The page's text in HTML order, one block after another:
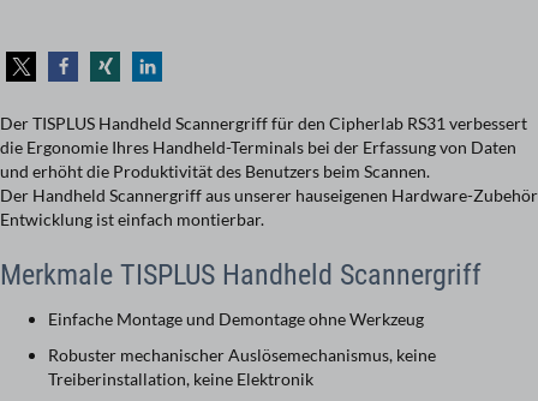
Der TISPLUS Handheld Scannergriff für den Cipherlab RS31 verbessert
die Ergonomie Ihres Handheld-Terminals bei der Erfassung von Daten
und erhöht die Produktivität des Benutzers beim Scannen.
Der Handheld Scannergriff aus unserer hauseigenen Hardware-Zubehör
Entwicklung ist einfach montierbar.
Merkmale TISPLUS Handheld Scannergriff
Einfache Montage und Demontage ohne Werkzeug
Robuster mechanischer Auslösemechanismus, keine
Treiberinstallation, keine Elektronik